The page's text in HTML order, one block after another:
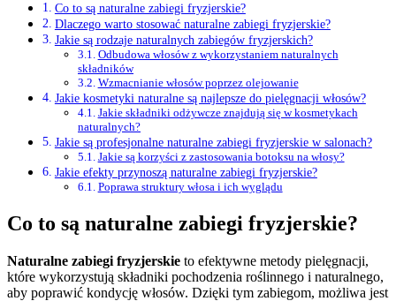
Co to są naturalne zabiegi fryzjerskie?
Dlaczego warto stosować naturalne zabiegi fryzjerskie?
Jakie są rodzaje naturalnych zabiegów fryzjerskich?
Odbudowa włosów z wykorzystaniem naturalnych
składników
Wzmacnianie włosów poprzez olejowanie
Jakie kosmetyki naturalne są najlepsze do pielęgnacji włosów?
Jakie składniki odżywcze znajdują się w kosmetykach
naturalnych?
Jakie są profesjonalne naturalne zabiegi fryzjerskie w salonach?
Jakie są korzyści z zastosowania botoksu na włosy?
Jakie efekty przynoszą naturalne zabiegi fryzjerskie?
Poprawa struktury włosa i ich wyglądu
Co to są naturalne zabiegi fryzjerskie?
Naturalne zabiegi fryzjerskie to efektywne metody pielęgnacji,
które wykorzystują składniki pochodzenia roślinnego i naturalnego,
aby poprawić kondycję włosów. Dzięki tym zabiegom, możliwa jest